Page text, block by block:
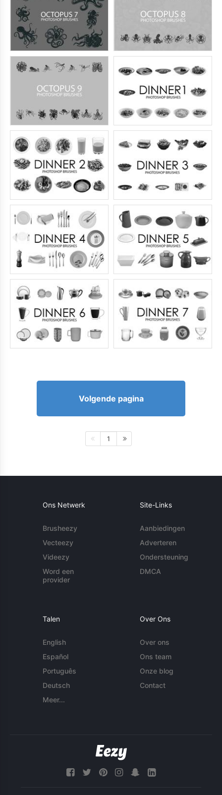
Volgende pagina
1
Ons Netwerk
Brusheezy
Vecteezy
Videezy
Word een
provider
Site-Links
Aanbiedingen
Adverteren
Ondersteuning
DMCA
Talen
English
Español
Português
Deutsch
Meer...
Over Ons
Over ons
Ons team
Onze blog
Contact